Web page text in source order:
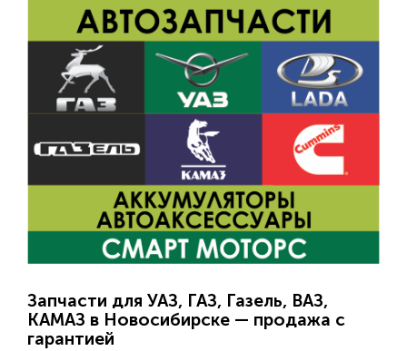
Запчасти для УАЗ, ГАЗ, Газель, ВАЗ,
КАМАЗ в Новосибирске — продажа с
гарантией